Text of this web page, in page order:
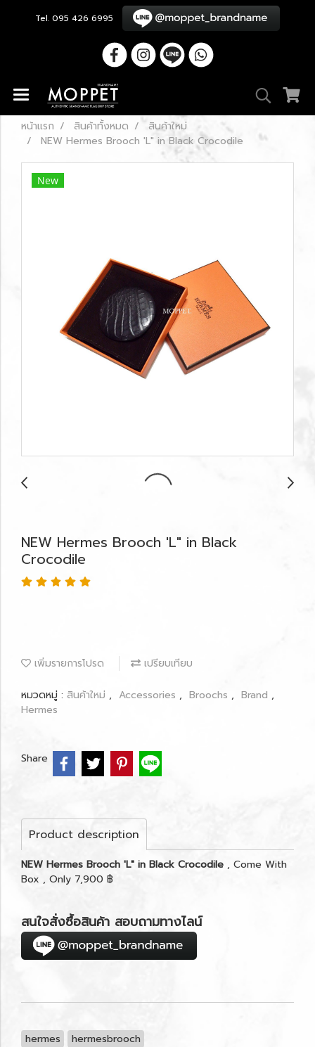
Tel. 095 426 6995
หน้าแรก สินค้าทั้งหมด
สินค้าใหม่
NEW Hermes Brooch 'L" in Black Crocodile
New
NEW Hermes Brooch 'L" in Black
Crocodile
เพิ่มรายการโปรด เปรียบเทียบ
หมวดหมู่ : สินค้าใหม่ , Accessories , Broochs , Brand ,
Hermes
Share
Product description
NEW Hermes Brooch 'L" in Black Crocodile , Come With
Box , Only 7,900 ฿
สนใจสั่งซื้อสินค้า สอบถามทางไลน์
hermes hermesbrooch